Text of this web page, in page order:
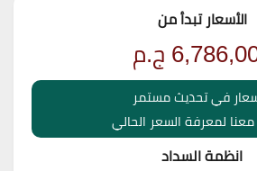
الأسعار تبدأ من
ج.م
في تحديث مستمر
لمعرفة السعر الحالي
انظمة السداد